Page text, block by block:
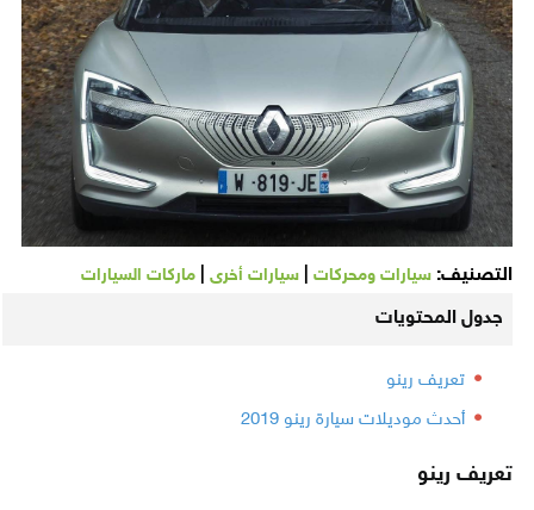
التصنيف: سيارات ومحركات| سيارات أخرى| ماركات السيارات
جدول المحتويات
تعريف رينو
أحدث موديلات سيارة رينو 2019
تعريف رينو